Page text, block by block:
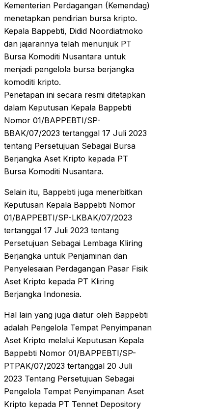
Kementerian Perdagangan (Kemendag)
menetapkan pendirian bursa kripto.
Kepala Bappebti, Didid Noordiatmoko
dan jajarannya telah menunjuk PT
Bursa Komoditi Nusantara untuk
menjadi pengelola bursa berjangka
komoditi kripto.
Penetapan ini secara resmi ditetapkan
dalam Keputusan Kepala Bappebti
Nomor 01/BAPPEBTI/SP-
BBAK/07/2023 tertanggal 17 Juli 2023
tentang Persetujuan Sebagai Bursa
Berjangka Aset Kripto kepada PT
Bursa Komoditi Nusantara.
Selain itu, Bappebti juga menerbitkan
Keputusan Kepala Bappebti Nomor
01/BAPPEBTI/SP-LKBAK/07/2023
tertanggal 17 Juli 2023 tentang
Persetujuan Sebagai Lembaga Kliring
Berjangka untuk Penjaminan dan
Penyelesaian Perdagangan Pasar Fisik
Aset Kripto kepada PT Kliring
Berjangka Indonesia.
Hal lain yang juga diatur oleh Bappebti
adalah Pengelola Tempat Penyimpanan
Aset Kripto melalui Keputusan Kepala
Bappebti Nomor 01/BAPPEBTI/SP-
PTPAK/07/2023 tertanggal 20 Juli
2023 Tentang Persetujuan Sebagai
Pengelola Tempat Penyimpanan Aset
Kripto kepada PT Tennet Depository